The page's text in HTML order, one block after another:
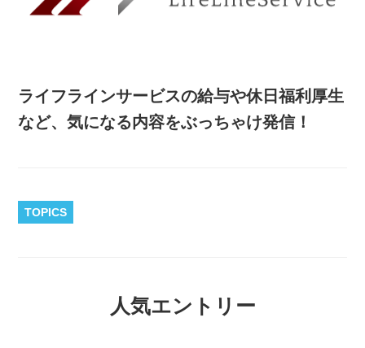
ライフラインサービスの給与や休日福利厚生
など、気になる内容をぶっちゃけ発信！
TOPICS
人気エントリー